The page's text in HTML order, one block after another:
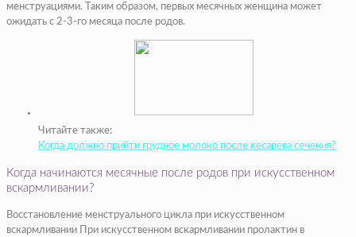
менструациями. Таким образом, первых месячных женщина может
ожидать с 2-3-го месяца после родов.
Читайте также:
Когда должно прийти грудное молоко после кесарева сечения?
Когда начинаются месячные после родов при искусственном
вскармливании?
Восстановление менструального цикла при искусственном
вскармливании При искусственном вскармливании пролактин в